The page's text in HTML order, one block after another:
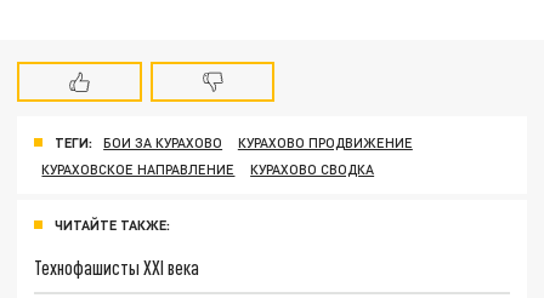
ТЕГИ: БОИ ЗА КУРАХОВО
КУРАХОВО ПРОДВИЖЕНИЕ
КУРАХОВСКОЕ НАПРАВЛЕНИЕ
КУРАХОВО СВОДКА
ЧИТАЙТЕ ТАКЖЕ:
Технофашисты XXI века